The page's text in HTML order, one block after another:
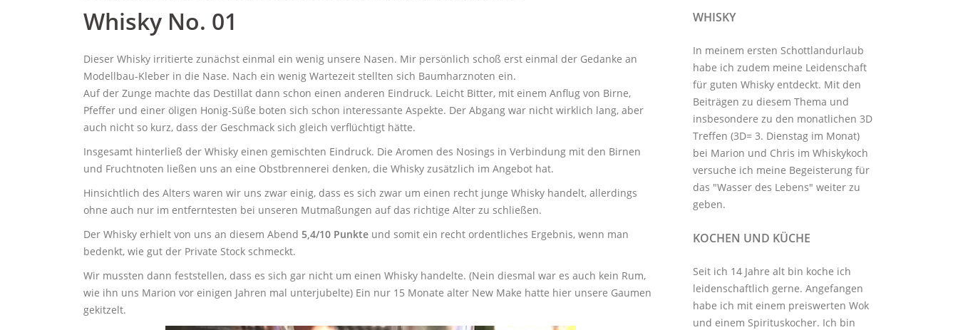
Whisky No. 01
Dieser Whisky irritierte zunächst einmal ein wenig unsere Nasen. Mir persönlich schoß erst einmal der Gedanke an
Modellbau-Kleber in die Nase. Nach ein wenig Wartezeit stellten sich Baumharznoten ein.
Auf der Zunge machte das Destillat dann schon einen anderen Eindruck. Leicht Bitter, mit einem Anflug von Birne,
Pfeffer und einer öligen Honig-Süße boten sich schon interessante Aspekte. Der Abgang war nicht wirklich lang, aber
auch nicht so kurz, dass der Geschmack sich gleich verflüchtigt hätte.
Insgesamt hinterließ der Whisky einen gemischten Eindruck. Die Aromen des Nosings in Verbindung mit den Birnen
und Fruchtnoten ließen uns an eine Obstbrennerei denken, die Whisky zusätzlich im Angebot hat.
Hinsichtlich des Alters waren wir uns zwar einig, dass es sich zwar um einen recht junge Whisky handelt, allerdings
ohne auch nur im entferntesten bei unseren Mutmaßungen auf das richtige Alter zu schließen.
Der Whisky erhielt von uns an diesem Abend 5,4/10 Punkte und somit ein recht ordentliches Ergebnis, wenn man
bedenkt, wie gut der Private Stock schmeckt.
Wir mussten dann feststellen, dass es sich gar nicht um einen Whisky handelte. (Nein diesmal war es auch kein Rum,
wie ihn uns Marion vor einigen Jahren mal unterjubelte) Ein nur 15 Monate alter New Make hatte hier unsere Gaumen
gekitzelt.
WHISKY
In meinem ersten Schottlandurlaub
habe ich zudem meine Leidenschaft
für guten Whisky entdeckt. Mit den
Beiträgen zu diesem Thema und
insbesondere zu den monatlichen 3D
Treffen (3D= 3. Dienstag im Monat)
bei Marion und Chris im Whiskykoch
versuche ich meine Begeisterung für
das "Wasser des Lebens" weiter zu
geben.
KOCHEN UND KÜCHE
Seit ich 14 Jahre alt bin koche ich
leidenschaftlich gerne. Angefangen
habe ich mit einem preiswerten Wok
und einem Spirituskocher. Ich bin